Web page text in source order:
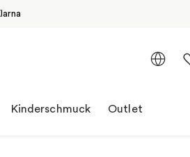
Kinderschmuck Outlet